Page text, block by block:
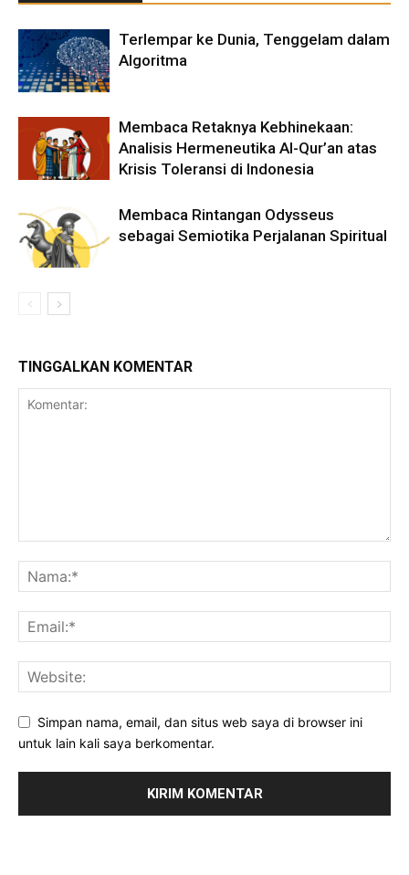
Terlempar ke Dunia, Tenggelam dalam
Algoritma
Membaca Retaknya Kebhinekaan:
Analisis Hermeneutika Al-Qur’an atas
Krisis Toleransi di Indonesia
Membaca Rintangan Odysseus
sebagai Semiotika Perjalanan Spiritual
TINGGALKAN KOMENTAR
Simpan nama, email, dan situs web saya di browser ini
untuk lain kali saya berkomentar.